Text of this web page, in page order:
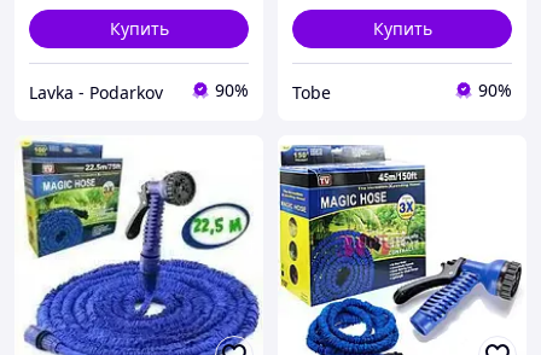
Купить
Lavka - Podarkov 90%
Купить
Tobe 90%